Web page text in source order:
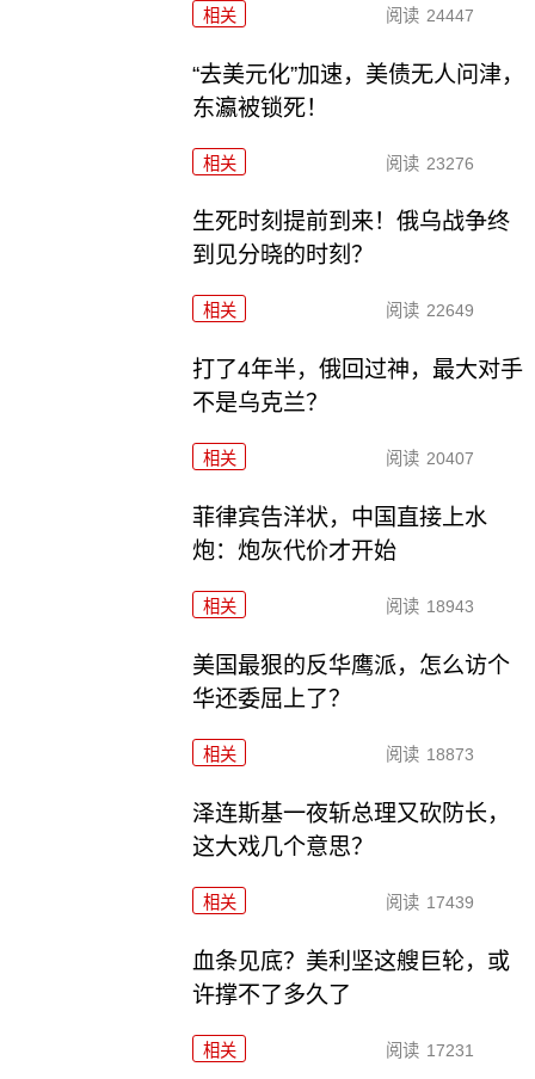
相关 阅读 24447
“去美元化”加速，美债无人问津，
东瀛被锁死！
相关 阅读 23276
生死时刻提前到来！俄乌战争终
到见分晓的时刻？
相关 阅读 22649
打了4年半，俄回过神，最大对手
不是乌克兰？
相关 阅读 20407
菲律宾告洋状，中国直接上水
炮：炮灰代价才开始
相关 阅读 18943
美国最狠的反华鹰派，怎么访个
华还委屈上了？
相关 阅读 18873
泽连斯基一夜斩总理又砍防长，
这大戏几个意思？
相关 阅读 17439
血条见底？美利坚这艘巨轮，或
许撑不了多久了
相关 阅读 17231